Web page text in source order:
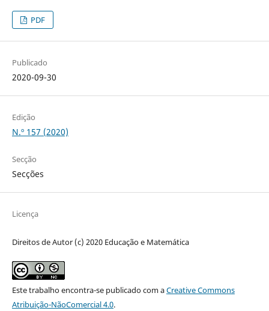
PDF
Publicado
2020-09-30
Edição
N.º 157 (2020)
Secção
Secções
Licença
Direitos de Autor (c) 2020 Educação e Matemática
Este trabalho encontra-se publicado com aCreative Commons
Atribuição-NãoComercial 4.0.